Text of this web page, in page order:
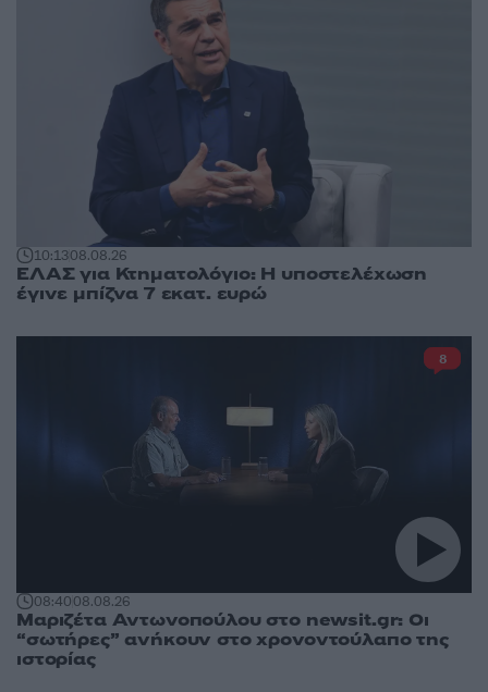
10:1308.08.26
ΕΛΑΣ για Κτηματολόγιο: Η υποστελέχωση
έγινε μπίζνα 7 εκατ. ευρώ
08:4008.08.26
Μαριζέτα Αντωνοπούλου στο newsit.gr: Οι
“σωτήρες” ανήκουν στο χρονοντούλαπο της
ιστορίας
8